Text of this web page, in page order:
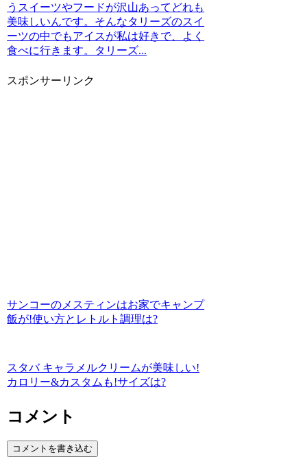
うスイーツやフードが沢山あってどれも
美味しいんです。そんなタリーズのスイ
ーツの中でもアイスが私は好きで、よく
食べに行きます。タリーズ...
スポンサーリンク
サンコーのメスティンはお家でキャンプ
飯が!使い方とレトルト調理は?
スタバ キャラメルクリームが美味しい!
カロリー&カスタムも!サイズは?
コメント
コメントを書き込む